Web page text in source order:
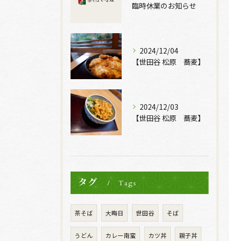
臨時休業のお知らせ
2024/12/04
【世田谷 松原 蕎麦】
2024/12/03
【世田谷 松原 蕎麦】
タグ Tags
茶そば 大晦日 世田谷 そば
うどん カレー南蛮 カツ丼 親子丼